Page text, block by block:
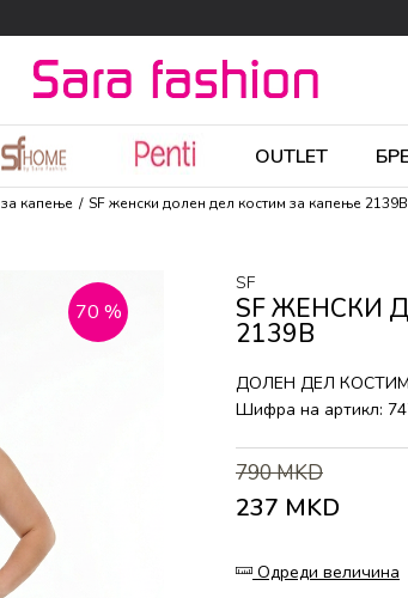
OUTLET
капење SF женски долен дел костим за капење 2139B
70 %
SF
SF ЖЕНСКИ
2139B
ДОЛЕН ДЕЛ
Шифра на артикл:
790MKD
237 MKD
Одреди величина